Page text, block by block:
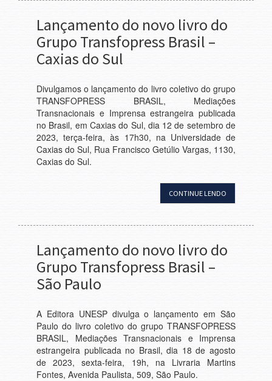
Lançamento do novo livro do
Grupo Transfopress Brasil –
Caxias do Sul
Divulgamos o lançamento do livro coletivo do grupo
TRANSFOPRESS BRASIL, Mediações
Transnacionais e Imprensa estrangeira publicada
no Brasil, em Caxias do Sul, dia 12 de setembro de
2023, terça-feira, às 17h30, na Universidade de
Caxias do Sul, Rua Francisco Getúlio Vargas, 1130,
Caxias do Sul.
CONTINUE LENDO
Lançamento do novo livro do
Grupo Transfopress Brasil –
São Paulo
A Editora UNESP divulga o lançamento em São
Paulo do livro coletivo do grupo TRANSFOPRESS
BRASIL, Mediações Transnacionais e Imprensa
estrangeira publicada no Brasil, dia 18 de agosto
de 2023, sexta-feira, 19h, na Livraria Martins
Fontes, Avenida Paulista, 509, São Paulo.